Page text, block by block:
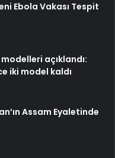
Ebola Vakası Tespit
açıklandı:
iki model kaldı
Assam Eyaletinde